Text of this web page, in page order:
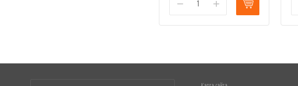
− +